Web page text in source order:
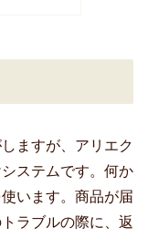
ますが、アリエク
ステムです。何か
います。商品が届
ラブルの際に、返